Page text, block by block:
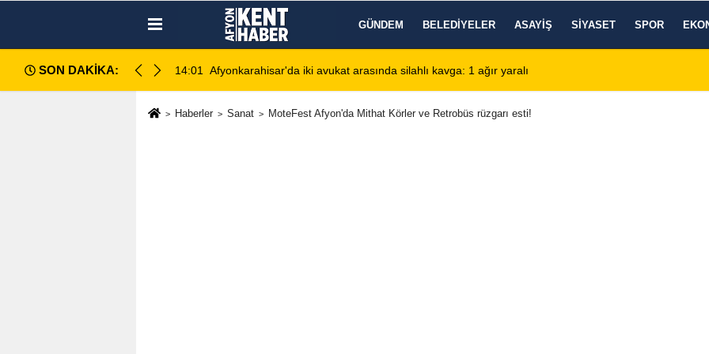
GÜNDEM BELEDIYELER ASAYIŞ SIYASET SPOR
SON DAKİKA:
kavga: 1 ağır yaralı 13:28 Emirdağ Devlet Hastanesi'nde KBB Uzmanı hasta kabulüne başlıyor Google
Haberler Sanat MoteFest Afyon'da Mithat Körler ve Retrobüs rüzgarı esti!